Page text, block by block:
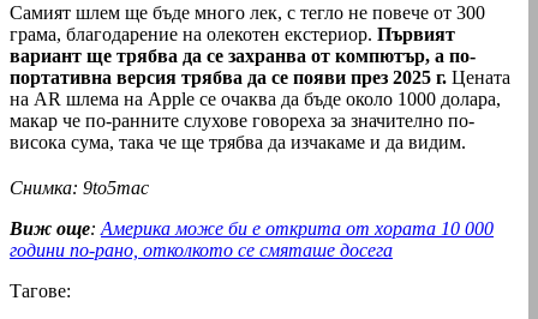
Самият шлем ще бъде много лек, с тегло не повече от 300
грама, благодарение на олекотен екстериор. Първият
вариант ще трябва да се захранва от компютър, а по-
портативна версия трябва да се появи през 2025 г. Цената
на AR шлема на Apple се очаква да бъде около 1000 долара,
макар че по-ранните слухове говореха за значително по-
висока сума, така че ще трябва да изчакаме и да видим.
Снимка: 9to5mac
Виж още: Америка може би е открита от хората 10 000
години по-рано, отколкото се смяташе досега
Тагове: